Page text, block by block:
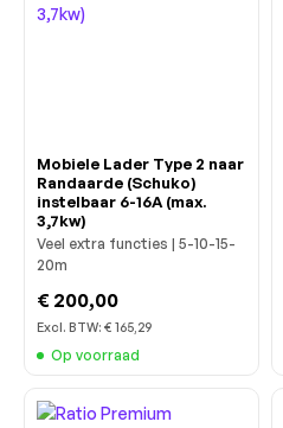
Mobiele Lader Type 2 naar
Randaarde (Schuko)
instelbaar 6-16A (max.
3,7kw)
Veel extra functies | 5-10-15-
20m
€ 200,00
Excl. BTW: € 165,29
Op voorraad